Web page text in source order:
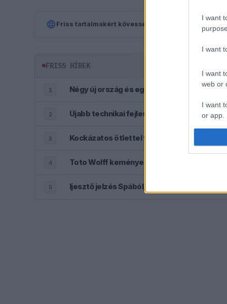
I want
I want
I want
web or
I want
or app.
I want
Friss tartalmakért kövessetek minket a Google
FRISS HÍREK
1 Négy új ország és egy visszatérő
2 Újabb technikai fejlesztés nehezítheti meg
3 Kockázatos ötlettel villant a Ferrari,
4 Toto Wolff keményen beszólt a panaszodó
5